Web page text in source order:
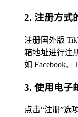
2. 注册方式
注册国外版
箱地址进行注
如 Facebook、
3. 使用电子
点击“注册”选